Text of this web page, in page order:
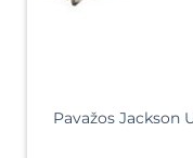
Pavažos Jackson